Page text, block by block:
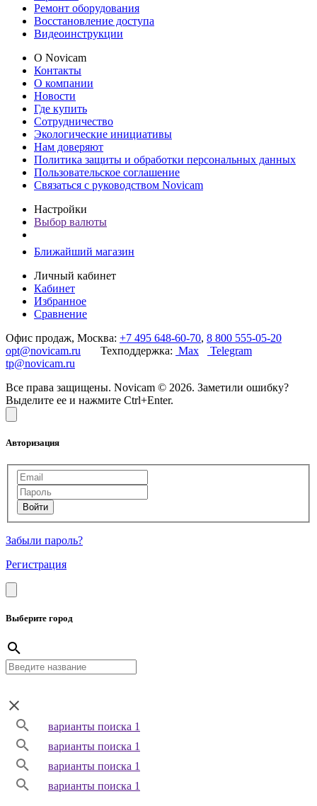
Ремонт оборудования
Восстановление доступа
Видеоинструкции
О Novicam
Контакты
О компании
Новости
Где купить
Сотрудничество
Экологические инициативы
Нам доверяют
Политика защиты и обработки персональных данных
Пользовательское соглашение
Связаться с руководством Novicam
Настройки
Выбор валюты
Ближайший магазин
Личный кабинет
Кабинет
Избранное
Сравнение
Офис продаж, Москва: +7 495 648-60-70, 8 800 555-05-20
opt@novicam.ru Техподдержка: Max
Telegram
tp@novicam.ru
Все права защищены. Novicam © 2026. Заметили ошибку?
Выделите ее и нажмите Ctrl+Enter.
Авторизация
Забыли пароль?
Регистрация
Выберите город
варианты поиска 1
варианты поиска 1
варианты поиска 1
варианты поиска 1